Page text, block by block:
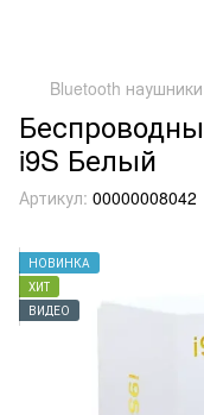
Bluetooth наушники
i9S Белый
Артикул: 00000008042
НОВИНКА
ХИТ
ВИДЕО